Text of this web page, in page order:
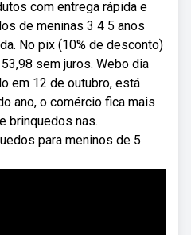
com entrega rápida e
de meninas 3 4 5 anos
No pix (10% de desconto)
sem juros. Webo dia
em 12 de outubro, está
ano, o comércio fica mais
brinquedos nas.
para meninos de 5